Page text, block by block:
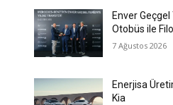
Enver Geçgel
Otobüs ile
7 Ağustos 2026
Enerjisa
Kia